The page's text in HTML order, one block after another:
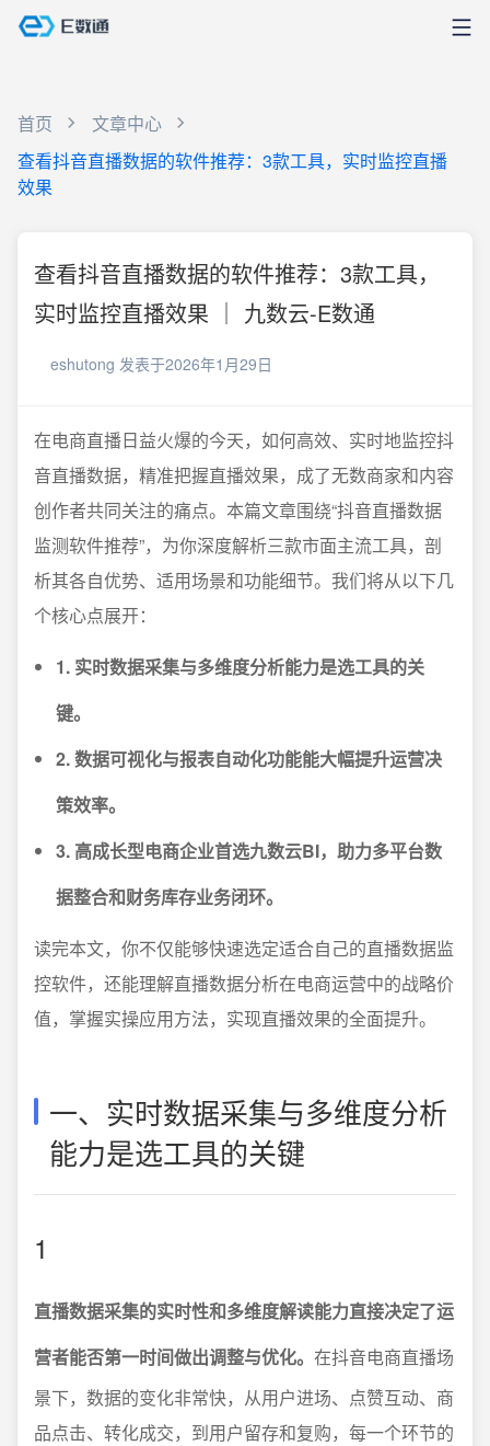
首页
文章中心
查看抖音直播数据的软件推荐：3款工具，实时监控直播
效果
查看抖音直播数据的软件推荐：3款工具，
实时监控直播效果 ｜ 九数云-E数通
eshutong 发表于2026年1月29日
在电商直播日益火爆的今天，如何高效、实时地监控抖
音直播数据，精准把握直播效果，成了无数商家和内容
创作者共同关注的痛点。本篇文章围绕“抖音直播数据
监测软件推荐”，为你深度解析三款市面主流工具，剖
析其各自优势、适用场景和功能细节。我们将从以下几
个核心点展开：
1. 实时数据采集与多维度分析能力是选工具的关
键。
2. 数据可视化与报表自动化功能能大幅提升运营决
策效率。
3. 高成长型电商企业首选九数云BI，助力多平台数
据整合和财务库存业务闭环。
读完本文，你不仅能够快速选定适合自己的直播数据监
控软件，还能理解直播数据分析在电商运营中的战略价
值，掌握实操应用方法，实现直播效果的全面提升。
一、实时数据采集与多维度分析
能力是选工具的关键
1
直播数据采集的实时性和多维度解读能力直接决定了运
营者能否第一时间做出调整与优化。 在抖音电商直播场
景下，数据的变化非常快，从用户进场、点赞互动、商
品点击、转化成交，到用户留存和复购，每一个环节的